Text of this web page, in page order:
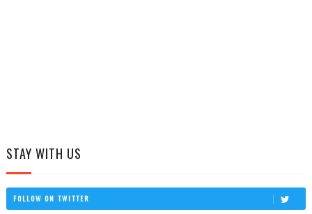
STAY WITH US
FOLLOW ON TWITTER